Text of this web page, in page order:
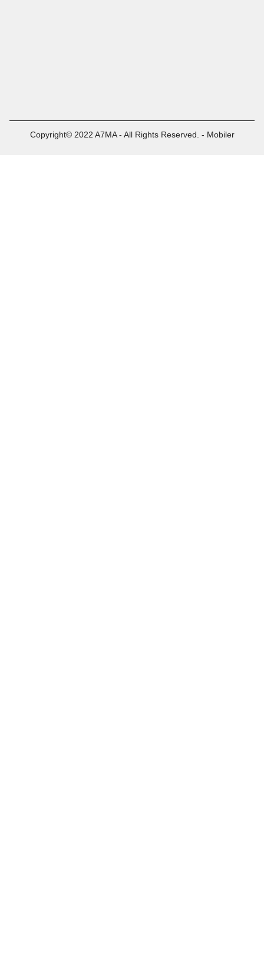
Copyright© 2022 A7MA - All Rights Reserved. - Mobiler